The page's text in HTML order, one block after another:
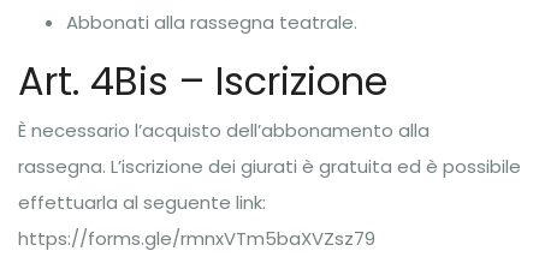
Abbonati alla rassegna teatrale.
Art. 4Bis – Iscrizione
È necessario l’acquisto dell’abbonamento alla
rassegna. L’iscrizione dei giurati è gratuita ed è possibile
effettuarla al seguente link:
https://forms.gle/rmnxVTm5baXVZsz79